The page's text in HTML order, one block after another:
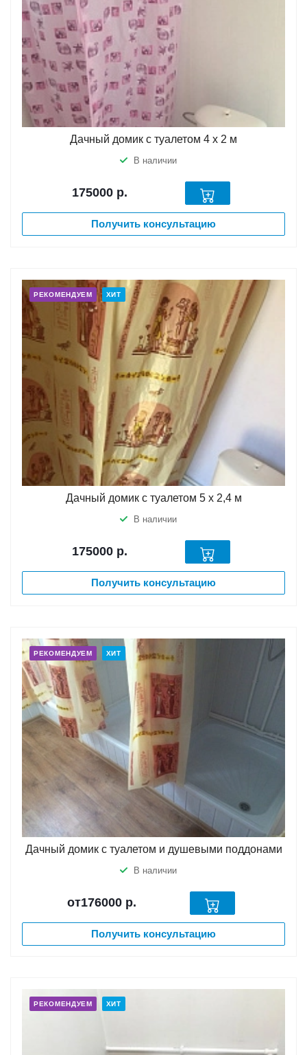
Дачный домик с туалетом 4 х 2 м
В наличии
175000 р.
Получить консультацию
РЕКОМЕНДУЕМ ХИТ
Дачный домик с туалетом 5 х 2,4 м
В наличии
175000 р.
Получить консультацию
РЕКОМЕНДУЕМ ХИТ
Дачный домик с туалетом и душевыми поддонами
В наличии
от176000 р.
Получить консультацию
РЕКОМЕНДУЕМ ХИТ